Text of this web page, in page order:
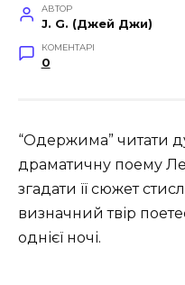
АВТОР
J. G. (Джей Джи)
КОМЕНТАРІ
0
“Одержима” читати
драматичну поему
згадати її сюжет
визначний твір
однієї ночі.